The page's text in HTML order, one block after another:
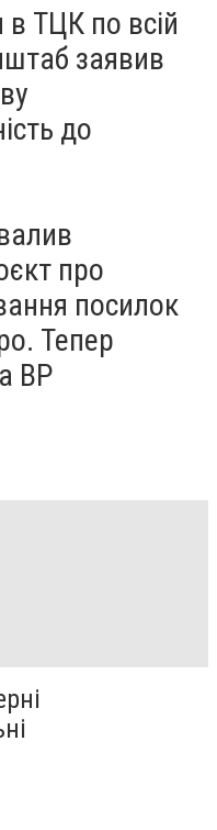
в ТЦК по всій
заявив
до
про
посилок
Тепер
ВР